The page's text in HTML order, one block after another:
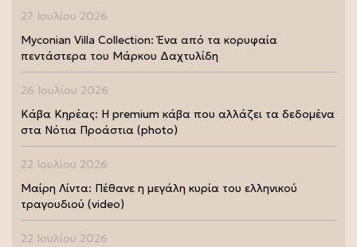
27 Ιουλίου 2026
Myconian Villa Collection: Ένα από τα κορυφαία
πεντάστερα του Μάρκου Δαχτυλίδη
26 Ιουλίου 2026
Κάβα Κηρέας: Η premium κάβα που αλλάζει τα δεδομένα
στα Νότια Προάστια (photo)
22 Ιουλίου 2026
Μαίρη Λίντα: Πέθανε η μεγάλη κυρία του ελληνικού
τραγουδιού (video)
22 Ιουλίου 2026